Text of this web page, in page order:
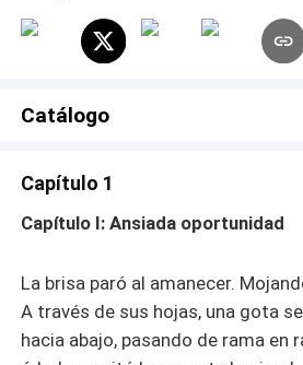
Catálogo
Capítulo 1
Capítulo I: Ansiada oportunidad
La brisa paró al amanecer.
A través de sus hojas, una gota
hacia abajo, pasando de rama en